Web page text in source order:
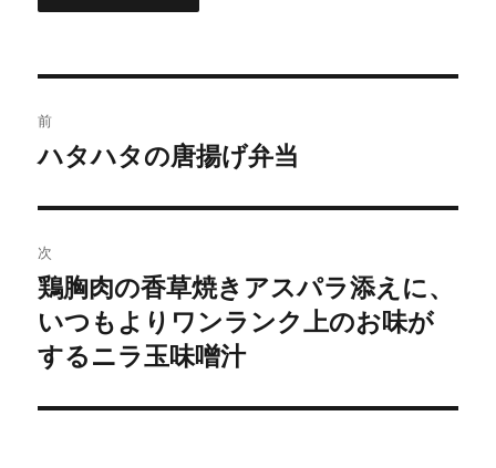
稿
ビ
ゲ
ー
シ
前
前
投
稿:
ハタハタの唐揚げ弁当
次
次
の
投
鶏胸肉の香草焼きアスパラ添えに、
いつもよりワンランク上のお味が
するニラ玉味噌汁